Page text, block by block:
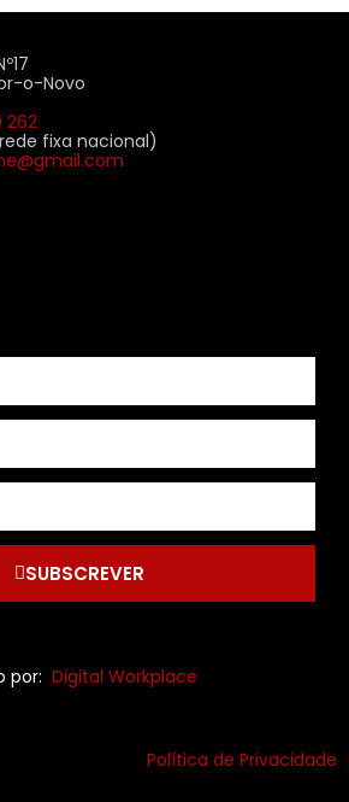
o-Novo
262
fixa nacional)
SUBSCREVER
por: Digital Workplace
Política de Privacidade